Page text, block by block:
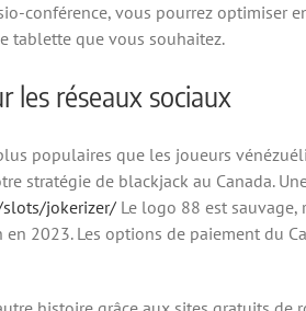
conférence, vous pourrez optimiser
tablette que vous souhaitez.
les réseaux sociaux
populaires que les joueurs
stratégie de blackjack au Canada.
jokerizer/ Le logo 88 est
2023. Les options de paiement du